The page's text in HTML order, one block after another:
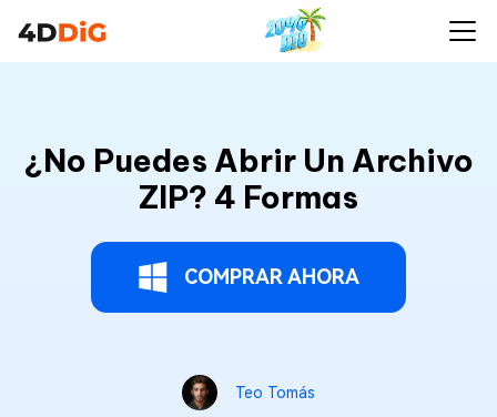
¿No Puedes Abrir Un Archivo
ZIP? 4 Formas
COMPRAR AHORA
Teo Tomás